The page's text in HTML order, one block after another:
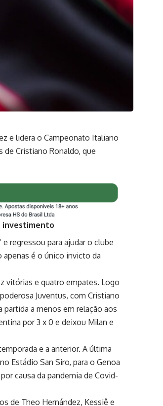
e lidera o Campeonato Italiano
de Cristiano Ronaldo, que
investimento
regressou para ajudar o clube
apenas é o único invicto da
vitórias e quatro empates. Logo
Juventus, com Cristiano
a menos em relação aos
por 3 x 0 e deixou Milan e
e a anterior. A última
Estádio San Siro, para o Genoa
causa da pandemia de Covid-
de Theo Hernández, Kessiê e